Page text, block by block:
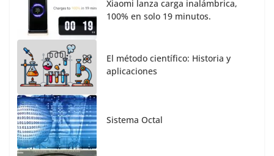
Xiaomi lanza carga inalámbrica,
100% en solo 19 minutos.
El método científico: Historia y
aplicaciones
Sistema Octal